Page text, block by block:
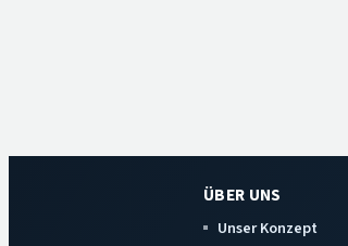
ÜBER UNS
Unser Konzept